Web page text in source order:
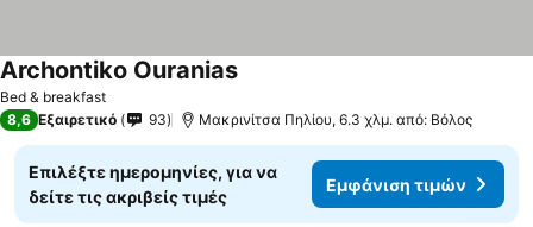
Bed & breakfast
Archontiko Ouranias
8,6 Εξαιρετικό 93 Μακρινίτσα Πηλίου, 6.3 χλμ. από: Βόλος
Επιλέξτε ημερομηνίες, για να
δείτε τις ακριβείς τιμές
Εμφάνιση τιμών